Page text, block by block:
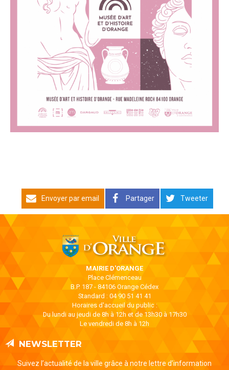
Envoyer par email Partager Tweeter
MAIRIE D'ORANGE
Place Clémenceau
B.P. 187 - 84106 Orange Cédex
Standard : 04 90 51 41 41
Horaires d'accueil du public :
Du lundi au jeudi de 8h à 12h et de 13h30 à 17h30
Le vendredi de 8h à 12h
NEWSLETTER
Suivez l’actualité de la ville grâce à notre lettre d’information